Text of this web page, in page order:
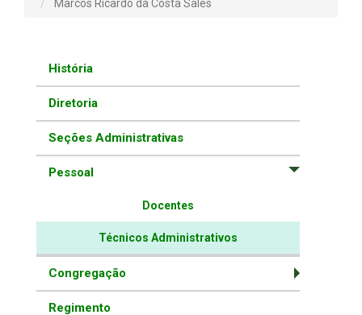
Marcos Ricardo da Costa Sales
História
Diretoria
Seções Administrativas
Pessoal
Docentes
Técnicos Administrativos
Congregação
Regimento